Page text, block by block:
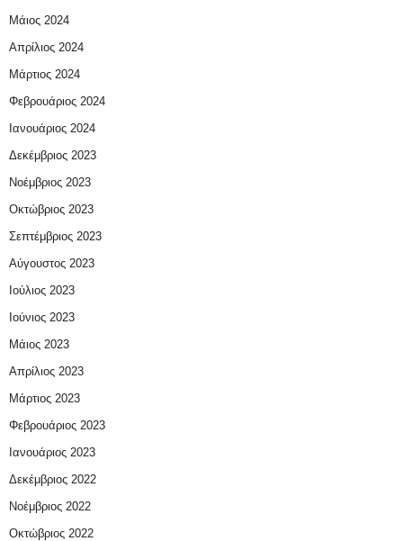
Μάιος 2024
Απρίλιος 2024
Μάρτιος 2024
Φεβρουάριος 2024
Ιανουάριος 2024
Δεκέμβριος 2023
Νοέμβριος 2023
Οκτώβριος 2023
Σεπτέμβριος 2023
Αύγουστος 2023
Ιούλιος 2023
Ιούνιος 2023
Μάιος 2023
Απρίλιος 2023
Μάρτιος 2023
Φεβρουάριος 2023
Ιανουάριος 2023
Δεκέμβριος 2022
Νοέμβριος 2022
Οκτώβριος 2022